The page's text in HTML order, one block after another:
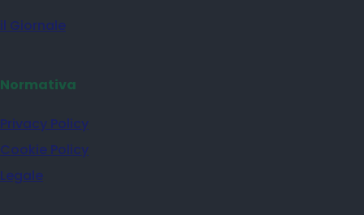
il Giornale
Normativa
Privacy Policy
Cookie Policy
Legale